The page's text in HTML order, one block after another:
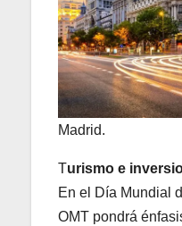
Madrid.
Turismo e
En el Día Mundial
OMT pondrá